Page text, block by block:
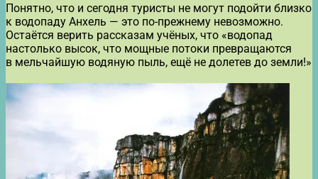
Понятно, что и сегодня туристы не могут подойти близко
к водопаду Анхель — это по-прежнему невозможно.
Остаётся верить рассказам учёных, что «водопад
настолько высок, что мощные потоки превращаются
в мельчайшую водяную пыль, ещё не долетев до земли!»